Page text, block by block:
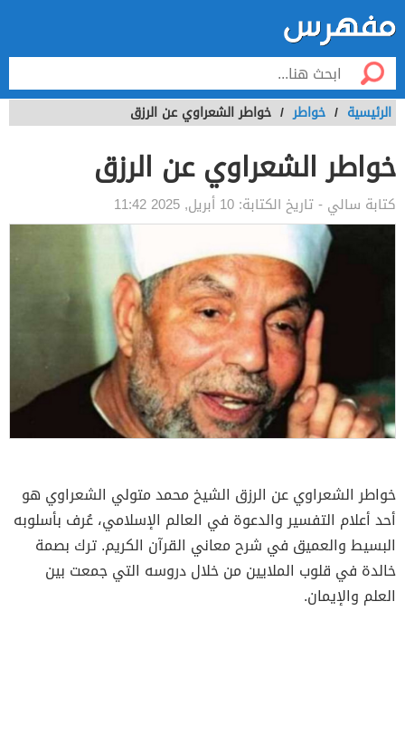
الرئيسية / خواطر / خواطر الشعراوي عن الرزق
خواطر الشعراوي عن الرزق
كتابة سالي - تاريخ الكتابة: 10 أبريل, 2025 11:42
خواطر الشعراوي عن الرزق الشيخ محمد متولي الشعراوي هو
أحد أعلام التفسير والدعوة في العالم الإسلامي، عُرف بأسلوبه
البسيط والعميق في شرح معاني القرآن الكريم. ترك بصمة
خالدة في قلوب الملايين من خلال دروسه التي جمعت بين
العلم والإيمان.